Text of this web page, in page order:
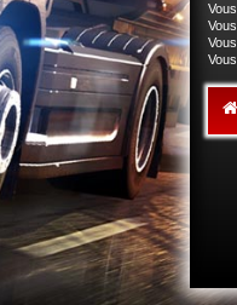
Vous
Vous
Vous
Vous